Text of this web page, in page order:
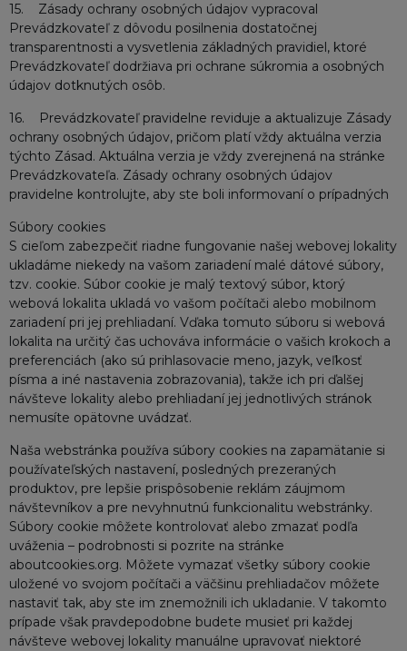
15. Zásady ochrany osobných údajov vypracoval
Prevádzkovateľ z dôvodu posilnenia dostatočnej
transparentnosti a vysvetlenia základných pravidiel, ktoré
Prevádzkovateľ dodržiava pri ochrane súkromia a osobných
údajov dotknutých osôb.
16. Prevádzkovateľ pravidelne reviduje a aktualizuje Zásady
ochrany osobných údajov, pričom platí vždy aktuálna verzia
týchto Zásad. Aktuálna verzia je vždy zverejnená na stránke
Prevádzkovateľa. Zásady ochrany osobných údajov
pravidelne kontrolujte, aby ste boli informovaní o prípadných
Súbory cookies
S cieľom zabezpečiť riadne fungovanie našej webovej lokality
ukladáme niekedy na vašom zariadení malé dátové súbory,
tzv. cookie. Súbor cookie je malý textový súbor, ktorý
webová lokalita ukladá vo vašom počítači alebo mobilnom
zariadení pri jej prehliadaní. Vďaka tomuto súboru si webová
lokalita na určitý čas uchováva informácie o vašich krokoch a
preferenciách (ako sú prihlasovacie meno, jazyk, veľkosť
písma a iné nastavenia zobrazovania), takže ich pri ďalšej
návšteve lokality alebo prehliadaní jej jednotlivých stránok
nemusíte opätovne uvádzať.
Naša webstránka používa súbory cookies na zapamätanie si
používateľských nastavení, posledných prezeraných
produktov, pre lepšie prispôsobenie reklám záujmom
návštevníkov a pre nevyhnutnú funkcionalitu webstránky.
Súbory cookie môžete kontrolovať alebo zmazať podľa
uváženia – podrobnosti si pozrite na stránke
aboutcookies.org. Môžete vymazať všetky súbory cookie
uložené vo svojom počítači a väčšinu prehliadačov môžete
nastaviť tak, aby ste im znemožnili ich ukladanie. V takomto
prípade však pravdepodobne budete musieť pri každej
návšteve webovej lokality manuálne upravovať niektoré